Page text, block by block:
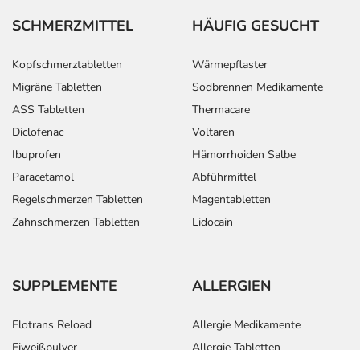
SCHMERZMITTEL
Kopfschmerztabletten
Migräne Tabletten
ASS Tabletten
Diclofenac
Ibuprofen
Paracetamol
Regelschmerzen Tabletten
Zahnschmerzen Tabletten
HÄUFIG GESUCHT
Wärmepflaster
Sodbrennen Medikamente
Thermacare
Voltaren
Hämorrhoiden Salbe
Abführmittel
Magentabletten
Lidocain
SUPPLEMENTE
Elotrans Reload
ALLERGIEN
Allergie Medikamente